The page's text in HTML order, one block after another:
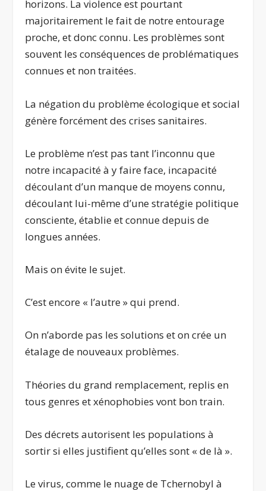
horizons. La violence est pourtant
majoritairement le fait de notre entourage
proche, et donc connu. Les problèmes sont
souvent les conséquences de problématiques
connues et non traitées.
La négation du problème écologique et social
génère forcément des crises sanitaires.
Le problème n’est pas tant l’inconnu que
notre incapacité à y faire face, incapacité
découlant d’un manque de moyens connu,
découlant lui-même d’une stratégie politique
consciente, établie et connue depuis de
longues années.
Mais on évite le sujet.
C’est encore « l’autre » qui prend.
On n’aborde pas les solutions et on crée un
étalage de nouveaux problèmes.
Théories du grand remplacement, replis en
tous genres et xénophobies vont bon train.
Des décrets autorisent les populations à
sortir si elles justifient qu’elles sont « de là ».
Le virus, comme le nuage de Tchernobyl à